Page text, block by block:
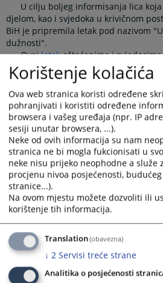
U cilju boljeg informisanja lica koja
djelom, kao i svjedoka u krivičnom
BiH je pripremila letak pod nazivom
dužnosti".
Ovajletakoštećenima i
daje jasna i konkretna objašnjenja
na taj način olakšava njihovo
postupku.
Pored ovoga, oštećenima je na
namijenjen podnošenju imovinsko-
krivičnog postupka.
Primjena ovog uputstva i obrasca
ostvarivanje prava oštećenih u
pružiti podršku oštećenima kroz
informacija o njihovom pravnom
Letak pod nazivom"Upoznaj svoja
Obrazac"Prijedlog za ostvarivanje
Prikazana vijest je na: Srpski jezik
4079
Korištenje kolačića
Ova web stranica koristi određene
pohranjivati i koristiti određene
browsera i vašeg uređaja (npr. IP
sesiji unutar browsera, ...).
Neke od ovih informacija su nam
stranica ne bi mogla fukcionisati u
neke nisu prijeko neophodne a služe
procjenu nivoa posjećenosti,
stranice...).
Na ovom mjestu možete dozvoliti ili
korištenje tih informacija.
Translation(obavezna)
↓ 2 Servisi treće strane
Analitika o posjećenosti